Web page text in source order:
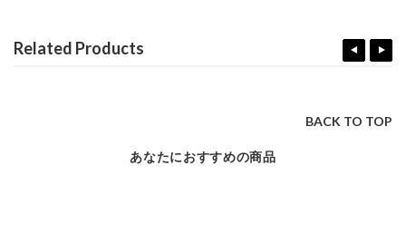
Related Products
BACK TO TOP
あなたにおすすめの商品